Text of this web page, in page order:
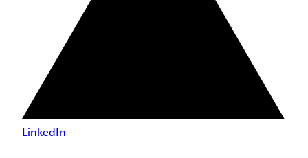
LinkedIn